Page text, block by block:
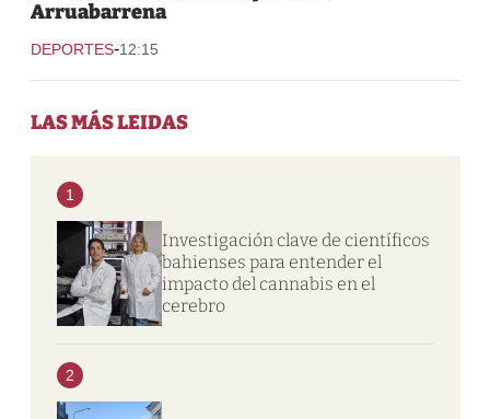
Arruabarrena
DEPORTES-12:15
LAS MÁS LEIDAS
1
Investigación clave de científicos
bahienses para entender el
impacto del cannabis en el
cerebro
2